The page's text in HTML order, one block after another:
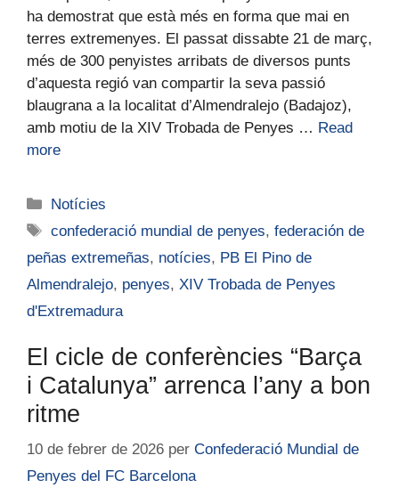
ha demostrat que està més en forma que mai en
terres extremenyes. El passat dissabte 21 de març,
més de 300 penyistes arribats de diversos punts
d’aquesta regió van compartir la seva passió
blaugrana a la localitat d’Almendralejo (Badajoz),
amb motiu de la XIV Trobada de Penyes … Read
more
Notícies
confederació mundial de penyes,federación de
peñas extremeñas, notícies, PB El Pino de
Almendralejo, penyes, XIV Trobada de Penyes
d'Extremadura
El cicle de conferències “Barça
i Catalunya” arrenca l’any a bon
ritme
10 de febrer de 2026 per Confederació Mundial de
Penyes del FC Barcelona